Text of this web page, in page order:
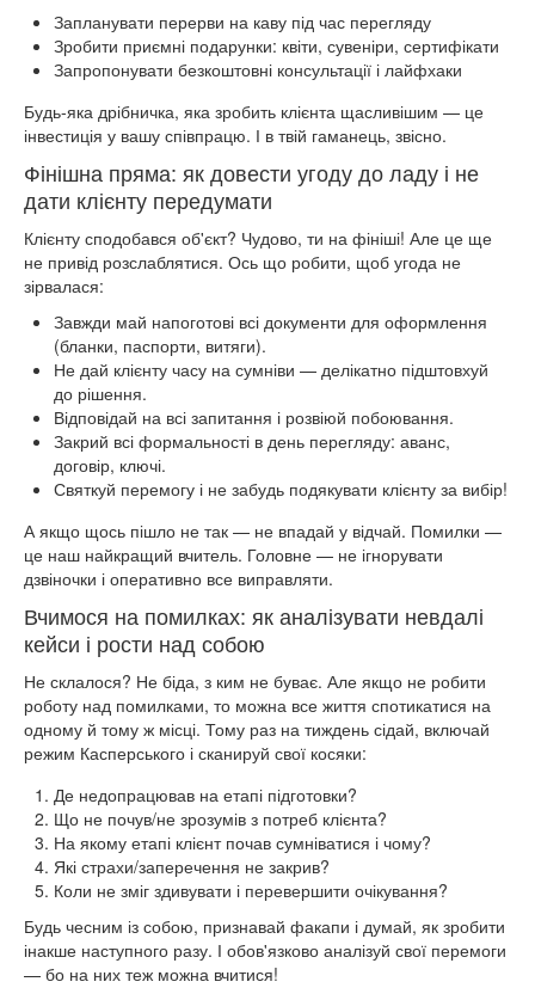
Запланувати перерви на каву під час перегляду
Зробити приємні подарунки: квіти, сувеніри, сертифікати
Запропонувати безкоштовні консультації і лайфхаки
Будь-яка дрібничка, яка зробить клієнта щасливішим — це
інвестиція у вашу співпрацю. І в твій гаманець, звісно.
Фінішна пряма: як довести угоду до ладу і не
дати клієнту передумати
Клієнту сподобався об'єкт? Чудово, ти на фініші! Але це ще
не привід розслаблятися. Ось що робити, щоб угода не
зірвалася:
Завжди май напоготові всі документи для оформлення
(бланки, паспорти, витяги).
Не дай клієнту часу на сумніви — делікатно підштовхуй
до рішення.
Відповідай на всі запитання і розвіюй побоювання.
Закрий всі формальності в день перегляду: аванс,
договір, ключі.
Святкуй перемогу і не забудь подякувати клієнту за вибір!
А якщо щось пішло не так — не впадай у відчай. Помилки —
це наш найкращий вчитель. Головне — не ігнорувати
дзвіночки і оперативно все виправляти.
Вчимося на помилках: як аналізувати невдалі
кейси і рости над собою
Не склалося? Не біда, з ким не буває. Але якщо не робити
роботу над помилками, то можна все життя спотикатися на
одному й тому ж місці. Тому раз на тиждень сідай, включай
режим Касперського і сканируй свої косяки:
Де недопрацював на етапі підготовки?
Що не почув/не зрозумів з потреб клієнта?
На якому етапі клієнт почав сумніватися і чому?
Які страхи/заперечення не закрив?
Коли не зміг здивувати і перевершити очікування?
Будь чесним із собою, признавай факапи і думай, як зробити
інакше наступного разу. І обов'язково аналізуй свої перемоги
— бо на них теж можна вчитися!